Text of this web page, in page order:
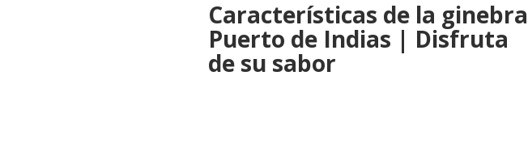
Características de la ginebra
Puerto de Indias | Disfruta
de su sabor